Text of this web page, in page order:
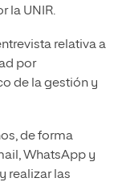
la UNIR.
relativa a
por
de la gestión y
de forma
WhatsApp y
realizar las